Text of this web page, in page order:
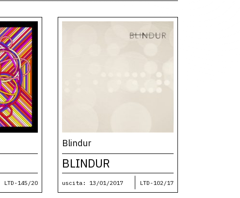
LTD-145/20
Blindur
BLINDUR
uscita: 13/01/2017 LTD-102/17